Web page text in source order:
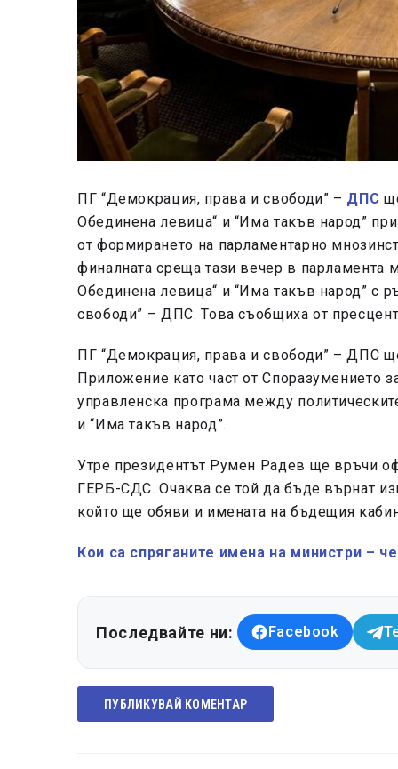
ПГ “Демокрация, права и свободи” – ДПС
Обединена левица“ и “Има такъв народ”
от формирането на парламентарно
финалната среща тази вечер в
Обединена левица“ и “Има такъв народ” с
свободи” – ДПС. Това съобщиха от
ПГ “Демокрация, права и свободи” – ДПС
Приложение като част от Споразумението
управленска програма между
и “Има такъв народ”.
Утре президентът Румен Радев ще връчи
ГЕРБ-СДС. Очаква се той да бъде върнат
който ще обяви и имената на бъдещия
Кои са спряганите имена на министри –
Последвайте ни: Facebook
ПУБЛИКУВАЙ КОМЕНТАР